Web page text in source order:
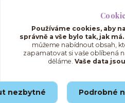
Upravit sběr
© 2025 AuraSomaShop.cz – provozovatel
Používáme cookies, aby
správně a vše bylo tak, jak má.
můžeme nabídnout obsah,
zapamatovat si vaše oblíbená
děláme. Vaše data
nezbytné Podrobné